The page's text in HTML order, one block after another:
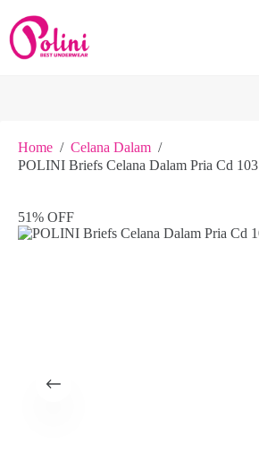
content
Home / Celana Dalam /
POLINI Briefs Celana Dalam Pria Cd 103
51% OFF